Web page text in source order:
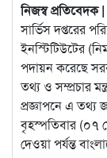
নিজস্ব
সার্ভিস দপ্তরের
ইনস্টিটিউটের
পদায়ন করেছে
তথ্য ও সম্প্রচার
প্রজ্ঞাপনে এ তথ্য
বৃহস্পতিবার (০৭
দেওয়া পর্যন্ত